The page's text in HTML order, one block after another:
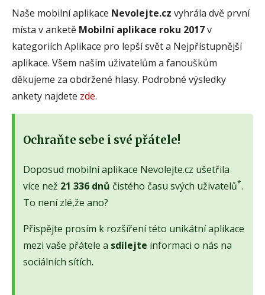
Naše mobilní aplikace Nevolejte.cz vyhrála dvě první
místa v anketě Mobilní aplikace roku 2017v
kategoriích Aplikace pro lepší svět a Nejpřístupnější
aplikace. Všem našim uživatelům a fanouškům
děkujeme za obdržené hlasy. Podrobné výsledky
ankety najdete zde.
Ochraňte sebe i své přátele!
Doposud mobilní aplikace Nevolejte.cz ušetřila
více než 21 336 dnů čistého času svých uživatelů*.
To není zlé,že ano?
Přispějte prosím k rozšíření této unikátní aplikace
mezi vaše přátele a sdílejte informaci o nás na
sociálních sítích.